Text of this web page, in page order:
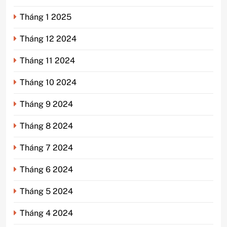
Tháng 1 2025
Tháng 12 2024
Tháng 11 2024
Tháng 10 2024
Tháng 9 2024
Tháng 8 2024
Tháng 7 2024
Tháng 6 2024
Tháng 5 2024
Tháng 4 2024